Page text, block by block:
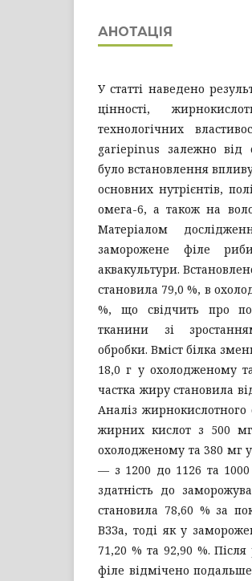
АНОТАЦІЯ
У статті наведено
цінності,
технологічних
gariepinus залежно від
було встановлення
основних нутрієнтів,
омега-6, а також на
Матеріалом
заморожене філе
аквакультури.
становила 79,0 %, в
%, що свідчить про
тканини зі
обробки. Вміст білка
18,0 г у охолодженому
частка жиру становила
Аналіз
жирних кислот з 500
охолодженому та 380 мг
— з 1200 до 1126 та 1000
здатність до
становила 78,60 % за
ВЗЗа, тоді як у
71,20 % та 92,90 %.
філе відмічено